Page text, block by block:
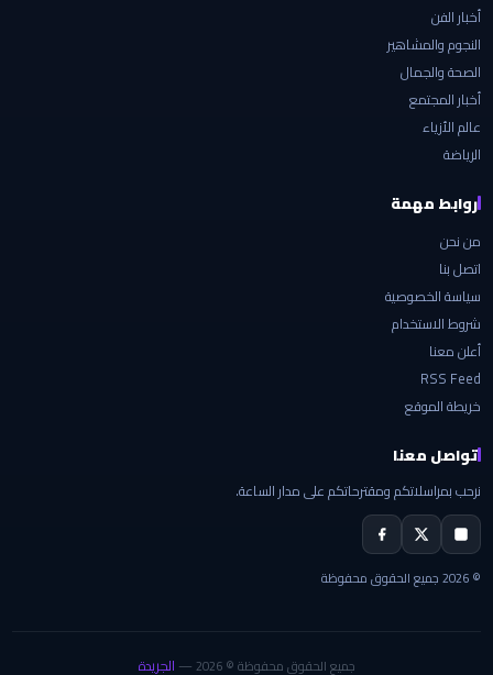
أخبار الفن
النجوم والمشاهير
الصحة والجمال
أخبار المجتمع
عالم الأزياء
الرياضة
روابط مهمة
من نحن
اتصل بنا
سياسة الخصوصية
شروط الاستخدام
أعلن معنا
RSS Feed
خريطة الموقع
تواصل معنا
نرحب بمراسلاتكم ومقترحاتكم على مدار الساعة.
© 2026 جميع الحقوق محفوظة
جميع الحقوق محفوظة © 2026 — الجريدة